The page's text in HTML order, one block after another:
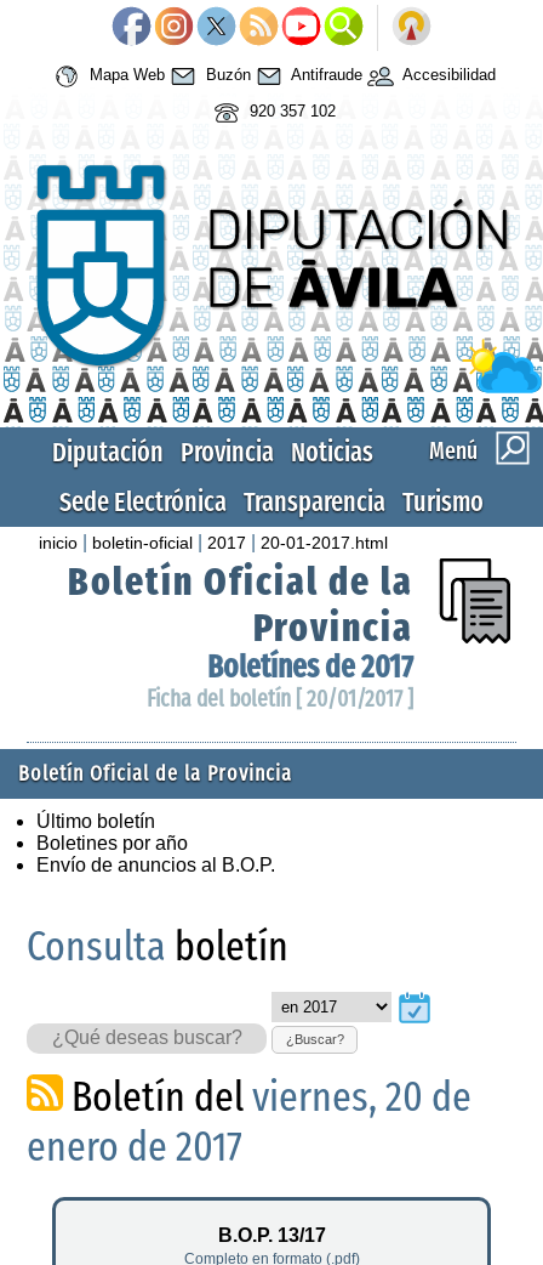
Mapa Web Buzón Antifraude
Accesibilidad
920 357 102
Menú
Diputación Provincia Noticias
Sede Electrónica Transparencia Turismo
inicio boletin-oficial 2017 20-01-2017.html
Boletín Oficial de la
Provincia
Boletínes de 2017
Ficha del boletín [ 20/01/2017 ]
Boletín Oficial de la Provincia
Último boletín
Boletines por año
Envío de anuncios al B.O.P.
Consulta boletín
¿Buscar?
Boletín delviernes, 20 de
enero de 2017
B.O.P. 13/17
Completo en formato (.pdf)